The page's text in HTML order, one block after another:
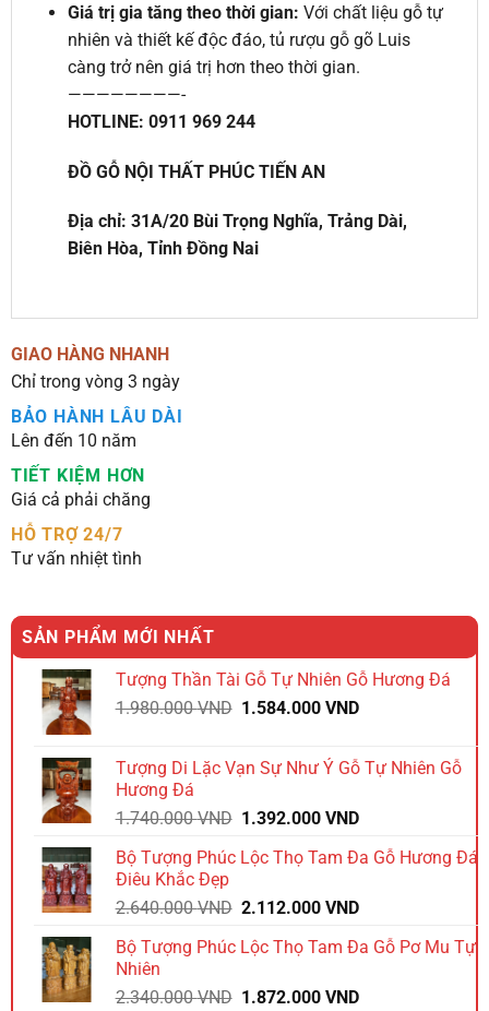
Giá trị gia tăng theo thời gian: Với chất liệu gỗ tự
nhiên và thiết kế độc đáo, tủ rượu gỗ gõ Luis
càng trở nên giá trị hơn theo thời gian.
————————-
HOTLINE: 0911 969 244
ĐỒ GỖ NỘI THẤT PHÚC TIẾN AN
Địa chỉ: 31A/20 Bùi Trọng Nghĩa, Trảng Dài,
Biên Hòa, Tỉnh Đồng Nai
GIAO HÀNG NHANH
Chỉ trong vòng 3 ngày
BẢO HÀNH LÂU DÀI
Lên đến 10 năm
TIẾT KIỆM HƠN
Giá cả phải chăng
HỖ TRỢ 24/7
Tư vấn nhiệt tình
SẢN PHẨM MỚI NHẤT
Tượng Thần Tài Gỗ Tự Nhiên Gỗ Hương Đá
1.980.000VND Giá
1.980.000 VND.
1.584.000VNDGiá
là:
Tượng Di Lặc Vạn Sự Như Ý Gỗ Tự Nhiên Gỗ
Hương Đá
1.740.000VND Giá
là:
1.392.000VNDGiá
tại
1.392.000 VND.
Bộ Tượng Phúc Lộc Thọ Tam Đa Gỗ Hương Đá
Điêu Khắc Đẹp
2.640.000VND Giá
là:
2.112.000VNDGiá
tại
2.112.000 VND.
Bộ Tượng Phúc Lộc Thọ Tam Đa Gỗ Pơ Mu Tự
Nhiên
2.340.000VND Giá
1.872.000VNDGiá